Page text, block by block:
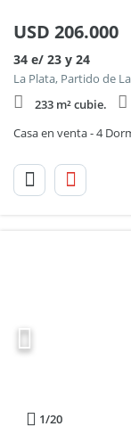
USD 206.000
34 e/ 23 y 24
La Plata, Partido de
233 m² cubie.
Casa en venta - 4
1/20